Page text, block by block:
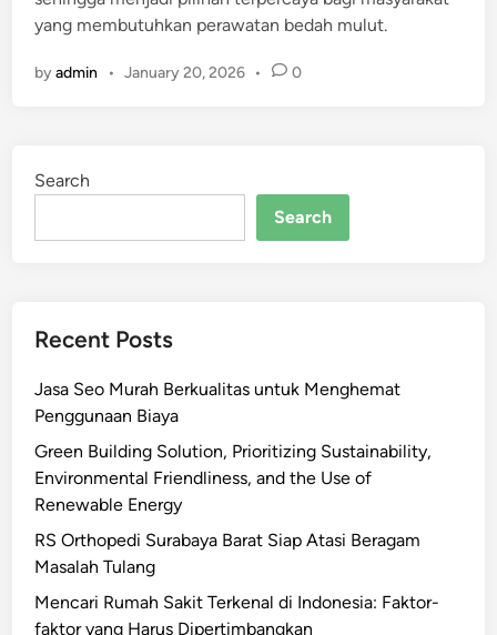
yang membutuhkan perawatan bedah mulut.
byadmin • January 20, 2026 • 0
Search
Search
Recent Posts
Jasa Seo Murah Berkualitas untuk Menghemat
Penggunaan Biaya
Green Building Solution, Prioritizing Sustainability,
Environmental Friendliness, and the Use of
Renewable Energy
RS Orthopedi Surabaya Barat Siap Atasi Beragam
Masalah Tulang
Mencari Rumah Sakit Terkenal di Indonesia: Faktor-
faktor yang Harus Dipertimbangkan